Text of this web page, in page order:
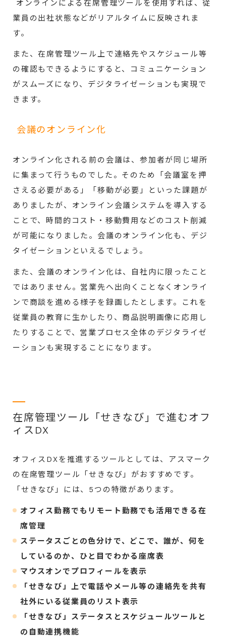
オンラインによる在席管理ツールを使用すれば、従
業員の出社状態などがリアルタイムに反映されま
す。
また、在席管理ツール上で連絡先やスケジュール等
の確認もできるようにすると、コミュニケーション
がスムーズになり、デジタライゼーションも実現で
きます。
会議のオンライン化
オンライン化される前の会議は、参加者が同じ場所
に集まって行うものでした。そのため「会議室を押
さえる必要がある」「移動が必要」といった課題が
ありましたが、オンライン会議システムを導入する
ことで、時間的コスト・移動費用などのコスト削減
が可能になりました。会議のオンライン化も、デジ
タイゼーションといえるでしょう。
また、会議のオンライン化は、自社内に限ったこと
ではありません。営業先へ出向くことなくオンライ
ンで商談を進める様子を録画したとします。これを
従業員の教育に生かしたり、商品説明画像に応用し
たりすることで、営業プロセス全体のデジタライゼ
ーションも実現することになります。
在席管理ツール「せきなび」で進むオフ
ィスDX
オフィスDXを推進するツールとしては、アスマーク
の在席管理ツール「せきなび」がおすすめです。
「せきなび」には、5つの特徴があります。
オフィス勤務でもリモート勤務でも活用できる在
席管理
ステータスごとの色分けで、どこで、誰が、何を
しているのか、ひと目でわかる座席表
マウスオンでプロフィールを表示
「せきなび」上で電話やメール等の連絡先を共有
社外にいる従業員のリスト表示
「せきなび」ステータスとスケジュールツールと
の自動連携機能